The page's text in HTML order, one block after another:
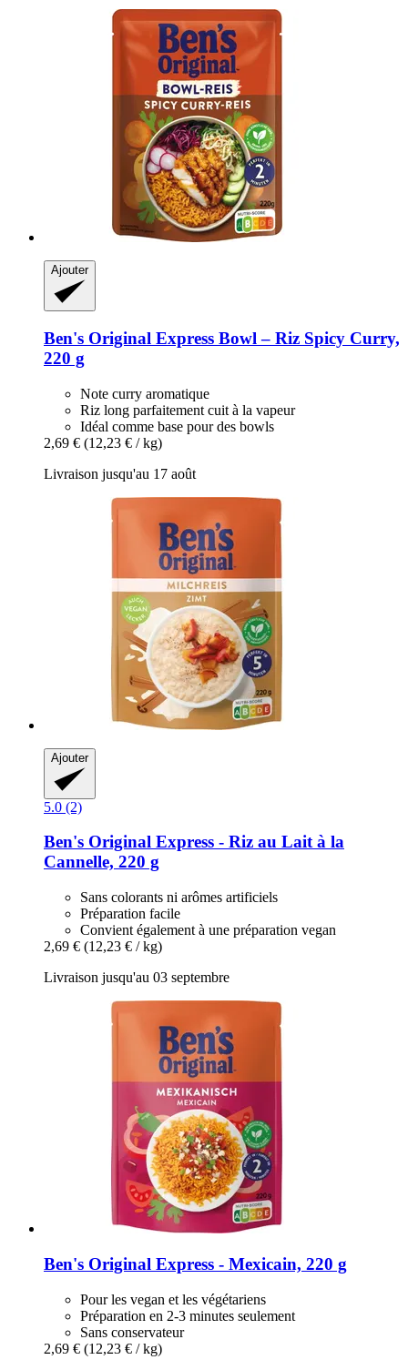
Ajouter
Ben's Original Express Bowl – Riz Spicy Curry,
220 g
Note curry aromatique
Riz long parfaitement cuit à la vapeur
Idéal comme base pour des bowls
2,69 € (12,23 € / kg)
Livraison jusqu'au 17 août
Ajouter
5.0 (2)
Ben's Original Express -​ Riz au Lait à la
Cannelle, 220 g
Sans colorants ni arômes artificiels
Préparation facile
Convient également à une préparation vegan
2,69 € (12,23 € / kg)
Livraison jusqu'au 03 septembre
Ben's Original Express -​ Mexicain, 220 g
Pour les vegan et les végétariens
Préparation en 2-3 minutes seulement
Sans conservateur
2,69 € (12,23 € / kg)